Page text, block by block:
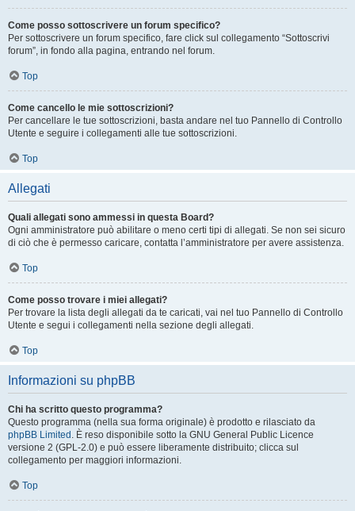
Come posso sottoscrivere un forum specifico?
Per sottoscrivere un forum specifico, fare click sul collegamento “Sottoscrivi
forum”, in fondo alla pagina, entrando nel forum.
Top
Come cancello le mie sottoscrizioni?
Per cancellare le tue sottoscrizioni, basta andare nel tuo Pannello di Controllo
Utente e seguire i collegamenti alle tue sottoscrizioni.
Top
Allegati
Quali allegati sono ammessi in questa Board?
Ogni amministratore può abilitare o meno certi tipi di allegati. Se non sei sicuro
di ciò che è permesso caricare, contatta l’amministratore per avere assistenza.
Top
Come posso trovare i miei allegati?
Per trovare la lista degli allegati da te caricati, vai nel tuo Pannello di Controllo
Utente e segui i collegamenti nella sezione degli allegati.
Top
Informazioni su phpBB
Chi ha scritto questo programma?
Questo programma (nella sua forma originale) è prodotto e rilasciato da
phpBB Limited . È reso disponibile sotto la GNU General Public Licence
versione 2 (GPL-2.0) e può essere liberamente distribuito; clicca sul
collegamento per maggiori informazioni.
Top